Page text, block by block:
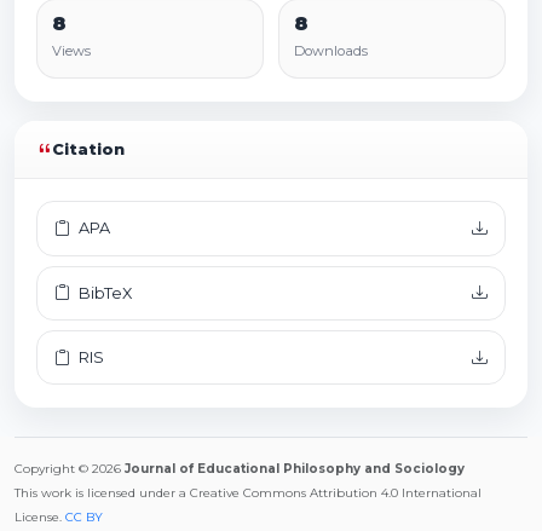
8
Views
8
Downloads
Citation
APA
BibTeX
RIS
Copyright © 2026 Journal of Educational Philosophy and Sociology
This work is licensed under a Creative Commons Attribution 4.0 International
License. CC BY